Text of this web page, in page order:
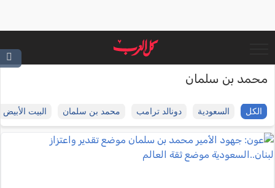
محمد بن سلمان
الكل السعودية دونالد ترامب محمد بن سلمان البيت الأبيض